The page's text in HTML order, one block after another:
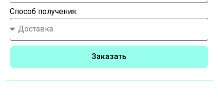
Способ получения:
Заказать